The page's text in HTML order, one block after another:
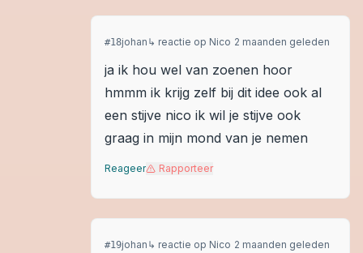
#18johan ↳ reactie op Nico 2 maanden geleden
ja ik hou wel van zoenen hoor
hmmm ik krijg zelf bij dit idee ook al
een stijve nico ik wil je stijve ook
graag in mijn mond van je nemen
Reageer Rapporteer
#19johan ↳ reactie op Nico 2 maanden geleden